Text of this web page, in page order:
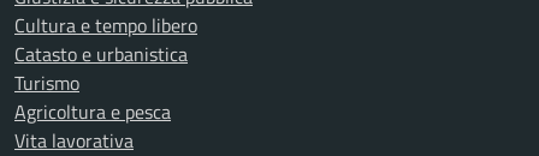
Cultura e tempo libero
Catasto e urbanistica
Turismo
Agricoltura e pesca
Vita lavorativa